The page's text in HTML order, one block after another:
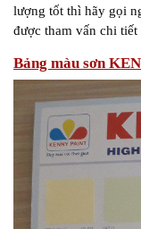
lượng tốt thì hãy gọi
được tham vấn chi
Bảng màu sơn